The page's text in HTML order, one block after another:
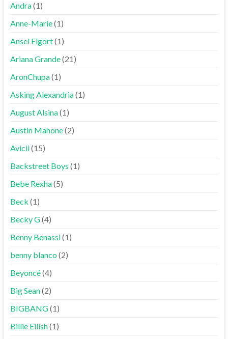
Andra(1)
Anne-Marie(1)
Ansel Elgort(1)
Ariana Grande(21)
AronChupa(1)
Asking Alexandria(1)
August Alsina(1)
Austin Mahone(2)
Avicii(15)
Backstreet Boys (1)
Bebe Rexha(5)
Beck (1)
Becky G(4)
Benny Benassi(1)
benny blanco(2)
Beyoncé(4)
Big Sean(2)
BIGBANG(1)
Billie Eilish(1)